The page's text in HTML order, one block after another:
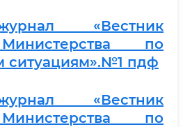
«Вестник
по
ситуациям».№1 пдф
«Вестник
по